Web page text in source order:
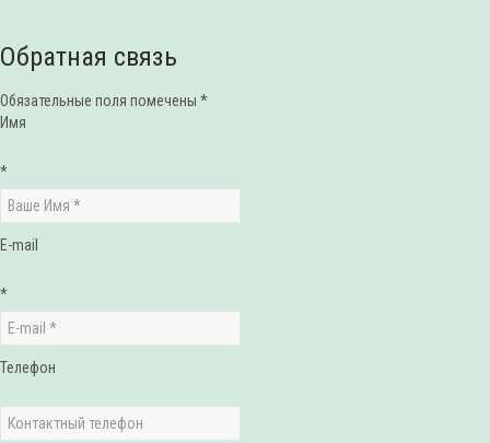
Обратная связь
Обязательные поля помечены *
Имя
*
E-mail
*
Телефон